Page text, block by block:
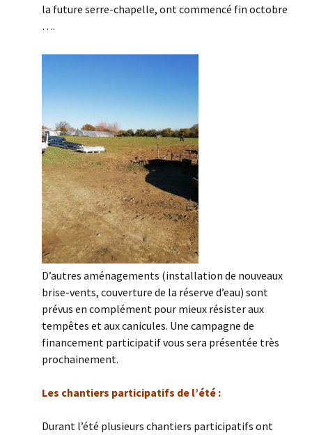
la future serre-chapelle, ont commencé fin octobre
….
D’autres aménagements (installation de nouveaux
brise-vents, couverture de la réserve d’eau) sont
prévus en complément pour mieux résister aux
tempêtes et aux canicules. Une campagne de
financement participatif vous sera présentée très
prochainement.
Les chantiers participatifs de l’été :
Durant l’été plusieurs chantiers participatifs ont